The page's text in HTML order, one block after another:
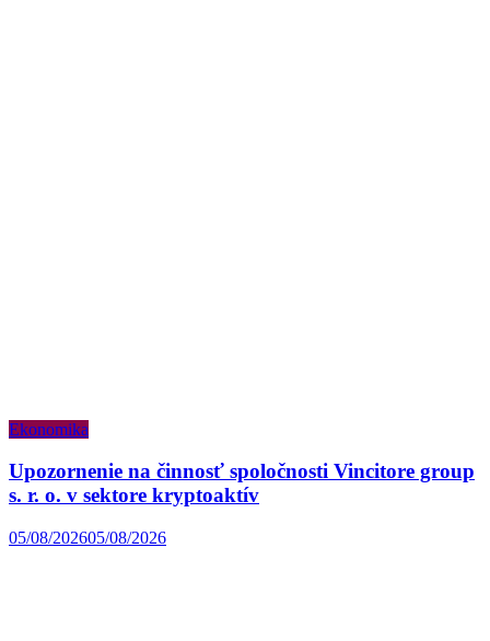
Ekonomika
Upozornenie na činnosť spoločnosti Vincitore group
s. r. o. v sektore kryptoaktív
05/08/202605/08/2026